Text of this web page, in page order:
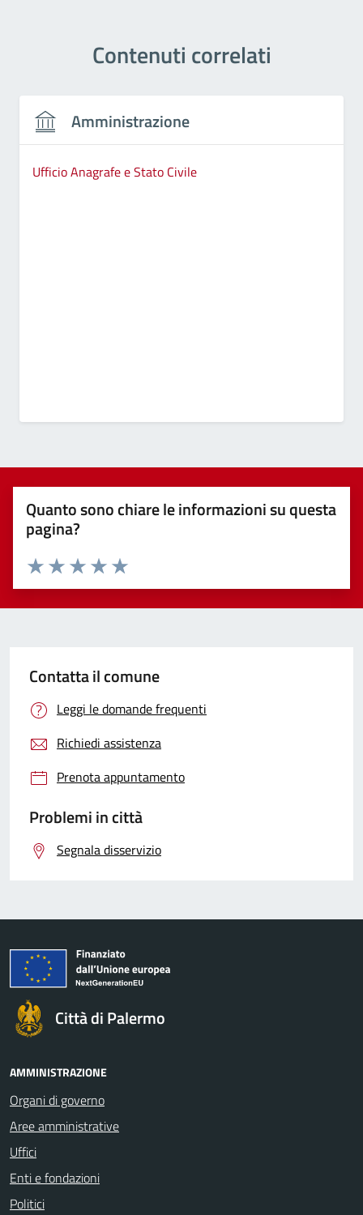
Contenuti correlati
Amministrazione
Ufficio Anagrafe e Stato Civile
Quanto sono chiare le informazioni su questa
pagina?
Valuta 5 stelle su 5
Valuta 4 stelle su 5
Valuta 3 stelle su 5
Valuta 2 stelle su 5
Valuta 1 stelle su 5
Contatta il comune
Leggi le domande frequenti
Richiedi assistenza
Prenota appuntamento
Problemi in città
Segnala disservizio
Città di Palermo
AMMINISTRAZIONE
Organi di governo
Aree amministrative
Uffici
Enti e fondazioni
Politici